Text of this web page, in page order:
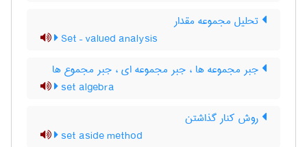
تحلیل مجموعه مقدار
Set – valued analysis
جبر مجموعه ها ، جبر مجموعه ای ، جبر مجموع ها
set algebra
روش کنار گذاشتن
set aside method